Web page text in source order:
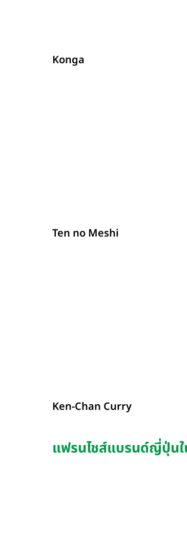
Konga
Ten no Meshi
Ken-Chan Curry
แฟรนไชส์แบรนด์ญี่ปุ่นใ